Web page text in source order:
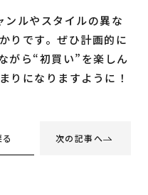
ルやスタイルの異な
りです。ぜひ計画的に
がら“初買い”を楽しん
りになりますように！
次の記事へ